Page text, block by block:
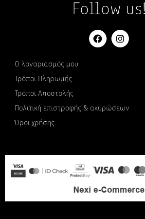
Follow us!
Ο λογαριασμός μου
Τρόποι Πληρωμής
Τρόποι Αποστολής
Πολιτική επιστροφής & ακυρώσεων
Όροι χρήσης